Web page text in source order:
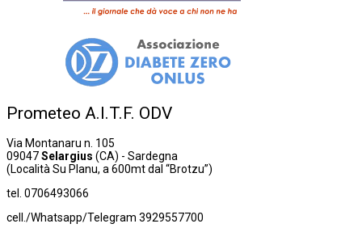
Prometeo A.I.T.F. ODV
Via Montanaru n. 105
09047Selargius (CA) - Sardegna
(Località Su Planu, a 600mt dal “Brotzu”)
tel. 0706493066
cell./Whatsapp/Telegram 3929557700